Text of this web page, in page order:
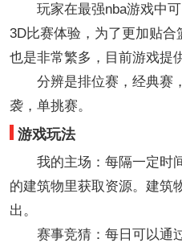
玩家在最强nba游戏中可
3D比赛体验，为了更加贴
也是非常繁多，目前游戏提
分辨是排位赛，经典赛
袭，单挑赛。
游戏玩法
我的主场：每隔一定时
的建筑物里获取资源。建筑
出。
赛事竞猜：每日可以通